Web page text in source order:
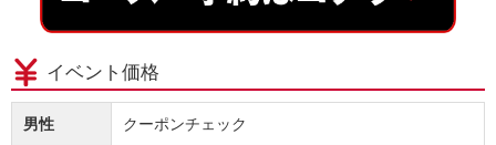
イベント価格
男性 クーポンチェック